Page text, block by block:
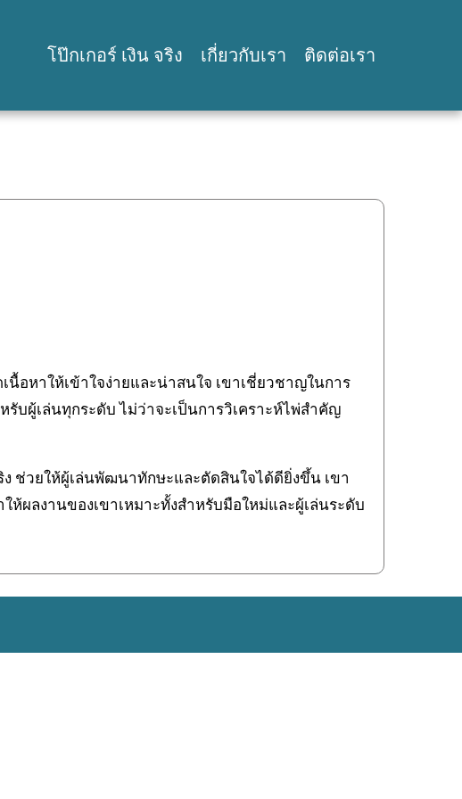
โป๊กเกอร์ เงิน จริง เกี่ยวกับเรา ติดต่อเรา
อหาให้เข้าใจง่ายและน่าสนใจ เขาเชี่ยวชาญในการ
บผู้เล่นทุกระดับ ไม่ว่าจะเป็นการวิเคราะห์ไพ่สำคัญ
ช่วยให้ผู้เล่นพัฒนาทักษะและตัดสินใจได้ดียิ่งขึ้น เขา
ผลงานของเขาเหมาะทั้งสำหรับมือใหม่และผู้เล่นระดับ